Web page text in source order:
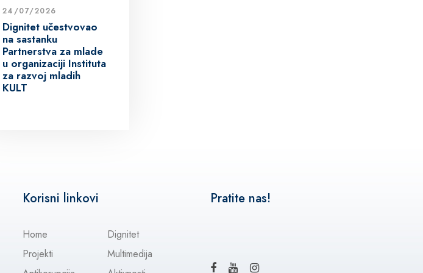
24/07/2026
Dignitet učestvovao
na sastanku
Partnerstva za mlade
u organizaciji Instituta
za razvoj mladih
KULT
Korisni linkovi
Home
Dignitet
Projekti
Multimedija
Pratite nas!